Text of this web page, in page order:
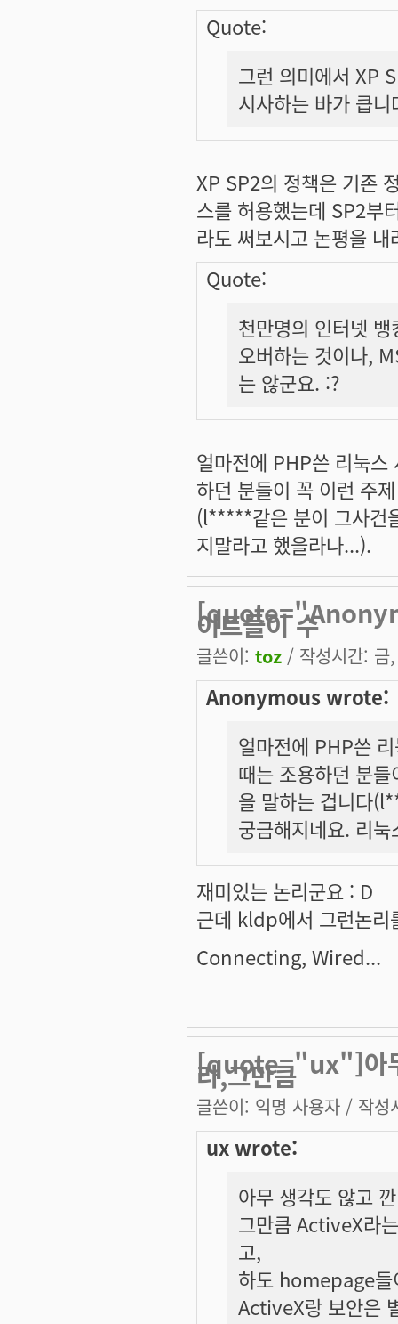
Quote:
그런 의미에서 XP
시사하는 바가 큽니
XP SP2의 정책은 기존
스를 허용했는데 SP2부
라도 써보시고 논평을
Quote:
천만명의 인터넷
오버하는 것이나,
는 않군요. :?
얼마전에 PHP쓴 리눅스
하던 분들이 꼭 이런 주
(l*****같은 분이 그사건
지말라고 했을라나...).
이트들이 수
글쓴이: toz / 작성시간:
Anonymous wrote:
얼마전에 PHP쓴
때는 조용하던 분
을 말하는 겁니다
궁금해지네요. 리
재미있는 논리군요 : D
근데 kldp에서 그런논리
Connecting, Wired...
[quote="ux"]아무
라,그만큼
글쓴이: 익명 사용자 / 작성
ux wrote:
아무 생각도 않고
그만큼 ActiveX라
고,
하도 homepage들
ActiveX랑 보안은